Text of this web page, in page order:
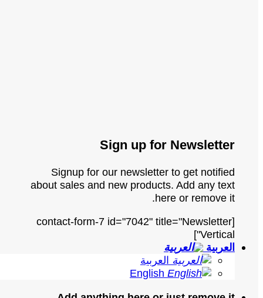
Sign up for Newsletter
Signup for our newsletter to get notified
about sales and new products. Add any text
here or remove it.
[contact-form-7 id="7042" title="Newsletter
Vertical"]
العربية
العربية